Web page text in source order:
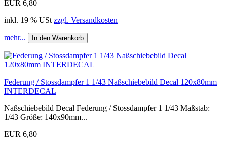
EUR 6,80
inkl. 19 % USt zzgl. Versandkosten
mehr... In den Warenkorb
Federung / Stossdampfer 1 1/43 Naßschiebebild Decal 120x80mm
INTERDECAL
Naßschiebebild Decal Federung / Stossdampfer 1 1/43 Maßstab:
1/43 Größe: 140x90mm...
EUR 6,80